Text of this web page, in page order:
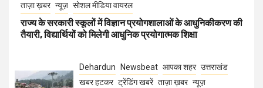
ताज़ा ख़बर न्यूज़ सोशल मीडिया वायरल
राज्य के सरकारी स्कूलों में विज्ञान प्रयोगशालाओं के आधुनिकीकरण की
तैयारी, विद्यार्थियों को मिलेगी आधुनिक प्रयोगात्मक शिक्षा
Dehardun Newsbeat आपका शहर उत्तराखंड
खबर हटकर ट्रेंडिंग खबरें ताज़ा ख़बर न्यूज़